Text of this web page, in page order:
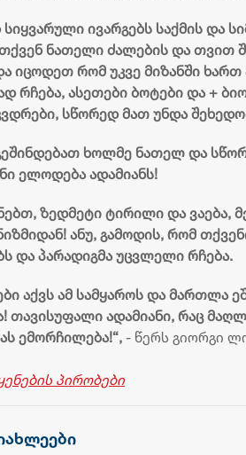
ივარგებს საქმის და
ნათელი ძალების და თვით
იცოდეთ რომ უკვე მიზანში
რჩება, ასეთები ბოტები და +
სწორედ მათ უნდა
ხოლმე ნათელ და
ელოდება ადამიანს!
ზედმეტი ტირილი და ვაება,
ანუ, გამოდის, რომ
და პარადიგმა უცვლელი რჩება.
აქვს ამ სამყაროს და მართლა
თავისუფალი ადამიანი, რაც
ემორჩილება!“,- წერს გიორგი
პირობები